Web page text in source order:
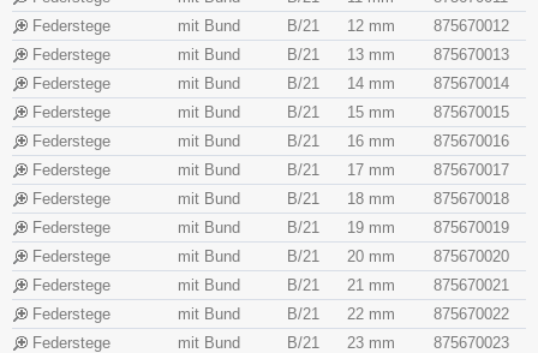
Federstege
mit Bund B/21 12 mm
875670012
Federstege
mit Bund B/21 13 mm
875670013
Federstege
mit Bund B/21 14 mm
875670014
Federstege
mit Bund B/21 15 mm
875670015
Federstege
mit Bund B/21 16 mm
875670016
Federstege
mit Bund B/21 17 mm
875670017
Federstege
mit Bund B/21 18 mm
875670018
Federstege
mit Bund B/21 19 mm
875670019
Federstege
mit Bund B/21 20 mm
875670020
Federstege
mit Bund B/21 21 mm
875670021
Federstege
mit Bund B/21 22 mm
875670022
Federstege
mit Bund B/21 23 mm
875670023